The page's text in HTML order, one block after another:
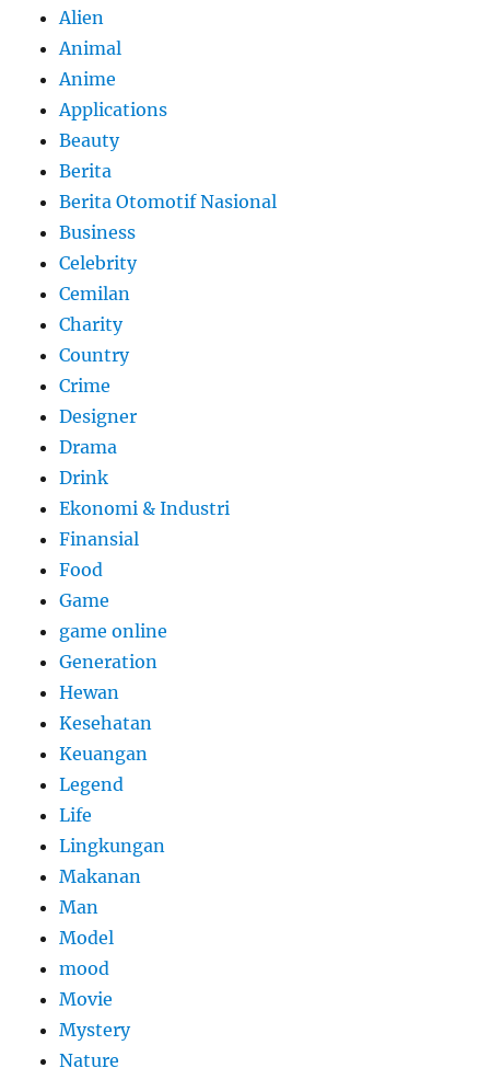
Alien
Animal
Anime
Applications
Beauty
Berita
Berita Otomotif Nasional
Business
Celebrity
Cemilan
Charity
Country
Crime
Designer
Drama
Drink
Ekonomi & Industri
Finansial
Food
Game
game online
Generation
Hewan
Kesehatan
Keuangan
Legend
Life
Lingkungan
Makanan
Man
Model
mood
Movie
Mystery
Nature